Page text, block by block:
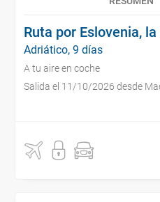
Ruta por Eslovenia,
Adriático, 9 días
A tu aire en coche
Salida el 11/10/2026 desde